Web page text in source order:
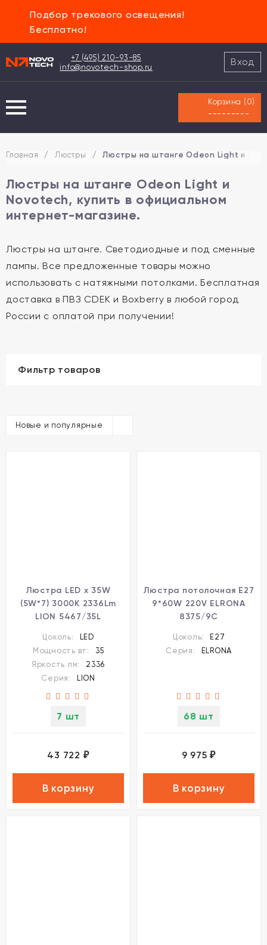
Подбор трекового освещения!
Бесплатно!
+7 (495) 210-93-85
info@novotech-shop.ru
Вход
Корзина ( 0)
---------
Главная / Люстры / Люстры на штанге Odeon Light и
Люстры на штанге Odeon Light и
Novotech, купить в официальном
интернет-магазине.
Люстры на штанге. Светодиодные и под сменные
лампы. Все предложенные товары можно
использовать с натяжными потолками. Бесплатная
доставка в ПВЗ CDEK и Boxberry в любой город
России с оплатой при получении!
Фильтр товаров
Новые и популярные
Люстра LED x 35W
(5W*7) 3000K 2336Lm
LION 5467/35L
Цоколь:
LED
Мощность вт:
35
Яркость лм:
2336
Серия:
LION
7 шт
43 722 ₽
В корзину
Люстра потолочная E27
9*60W 220V ELRONA
8375/9C
Цоколь:
E27
Серия:
ELRONA
68 шт
9 975₽
В корзину